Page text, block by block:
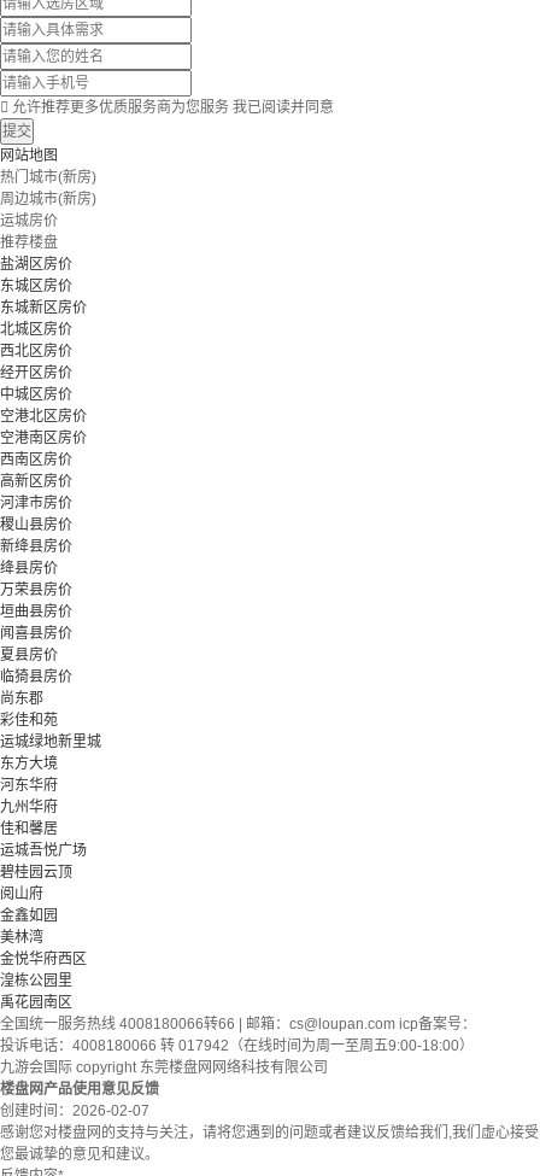
 允许推荐更多优质服务商为您服务 我已阅读并同意
提交
网站地图
热门城市(新房)
周边城市(新房)
运城房价
推荐楼盘
盐湖区房价
东城区房价
东城新区房价
北城区房价
西北区房价
经开区房价
中城区房价
空港北区房价
空港南区房价
西南区房价
高新区房价
河津市房价
稷山县房价
新绛县房价
绛县房价
万荣县房价
垣曲县房价
闻喜县房价
夏县房价
临猗县房价
尚东郡
彩佳和苑
运城绿地新里城
东方大境
河东华府
九州华府
佳和馨居
运城吾悦广场
碧桂园云顶
阅山府
金鑫如园
美林湾
金悦华府西区
湟栋公园里
禹花园南区
全国统一服务热线 4008180066转66 | 邮箱： cs@loupan.com icp备案号：
投诉电话：4008180066 转 017942（在线时间为周一至周五9:00-18:00）
九游会国际 copyright 东莞楼盘网网络科技有限公司
楼盘网产品使用意见反馈
创建时间： 2026-02-07
感谢您对楼盘网的支持与关注，请将您遇到的问题或者建议反馈给我们,我们虚心接受
您最诚挚的意见和建议。